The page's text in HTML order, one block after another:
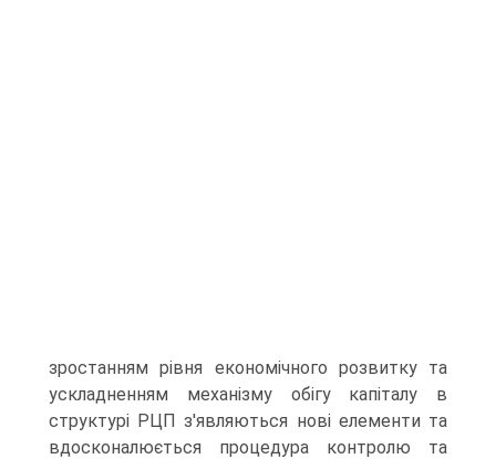
зростанням рівня економічного розвитку та
ускладнен­ням механізму обігу капіталу в
структурі РЦП з'являються нові елементи та
вдосконалюється процедура контролю та